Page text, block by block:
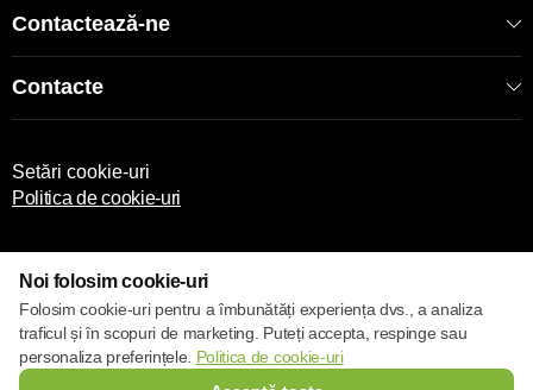
Contactează-ne
Contacte
Setări cookie-uri
Politica de cookie-uri
© 2017 – 2026 ECOM
Noi folosim cookie-uri
Folosim cookie-uri pentru a îmbunătăți experiența dvs., a analiza
traficul și în scopuri de marketing. Puteți accepta, respinge sau
personaliza preferințele. Politica de cookie-uri